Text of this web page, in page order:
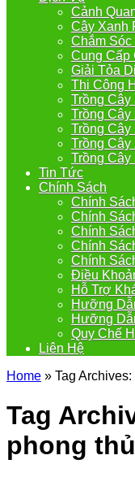
Cảnh
Cây Xanh
Chắm Sóc
Cung Cấp
Giải Tỏa
Thi Công
Trồng Cây
Trồng Cây
Trồng Cây
Trồng
Trồng Cây
Tin Tức
Chính Sách
Chính
Chính
Chính
Chính
Chính
Điều
Hỗ Trợ
Hưỡng
Hưỡng
Quy Chế
Liên Hệ
Home » Tag
Tag
phong